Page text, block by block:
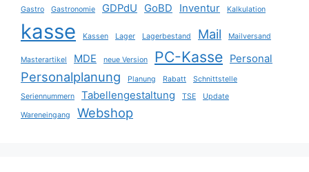
Gastro Gastronomie GDPdU GoBD Inventur Kalkulation
kasse Kassen Lager Lagerbestand Mail Mailversand
Masterartikel MDE neue Version PC-Kasse Personal
Personalplanung Planung Rabatt
Schnittstelle
Seriennummern
Tabellengestaltung TSE Update
Wareneingang Webshop